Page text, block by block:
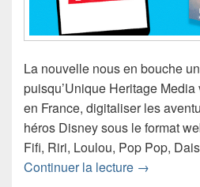
La nouvelle nous en bouche
puisqu’Unique Heritage
en France, digitaliser les
héros Disney sous le format
Fifi, Riri, Loulou, Pop Pop,
Continuer la lecture Picsou
→